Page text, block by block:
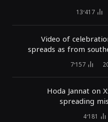
13٬417
Video of
spreads as from
7٬157
Hoda Jannat on
spreading
4٬181